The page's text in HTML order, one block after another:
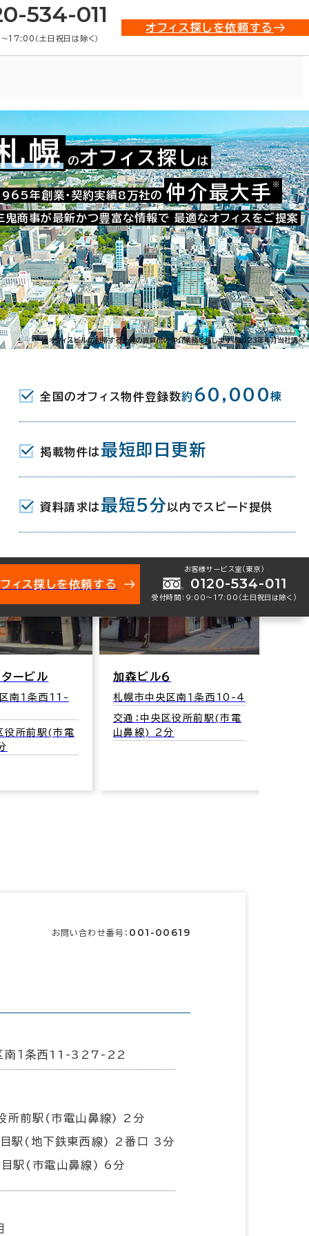
534-011
17:00（土日祝日は除く）
オフィス探しを依頼する
お問い合わせ番号：001-00619
。
ービル
南１条西11-
役所前駅(市電
加森ビル６
札幌市中央区南１条西10-4
交通：中央区役所前駅(市電
山鼻線) 2分
お問い合わせ番号： 001-00619
南１条西11-327-22
所前駅(市電山鼻線) 2分
目駅(地下鉄東西線) 2番口 3分
目駅(市電山鼻線) 6分
幌 のオフィス探し は
年創業・契約実績8万社の 仲介最大手 ※
鬼商事が最新かつ豊富な情報で 最適なオフィスをご提案
※オフィスビルに付帯する一連の賃貸借の仲介業務を指します。2023年4月当社調べ
全国のオフィス物件登録数約 60,000棟
掲載物件は 最短即日更新
資料請求は 最短5分 以内でスピード提供
ィス探しを依頼する
お客様サービス室（東京）
0120-534-011
受付時間：9:00〜17:00（土日祝日は除く）